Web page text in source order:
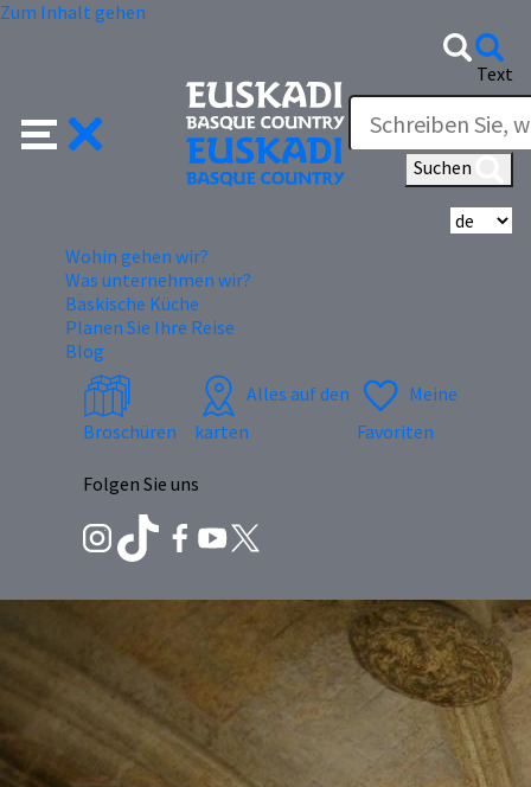
Zum Inhalt gehen
Text
Suchen
Wohin gehen wir?
Was unternehmen wir?
Baskische Küche
Planen Sie Ihre Reise
Blog
Broschüren
Alles auf den
karten
Meine
Favoriten
Folgen Sie uns